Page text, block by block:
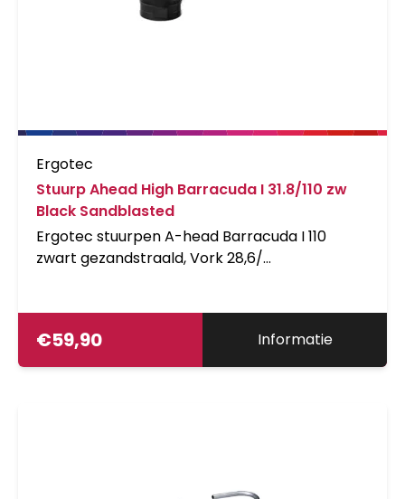
Ergotec
Stuurp Ahead High Barracuda I 31.8/110 zw
Black Sandblasted
Ergotec stuurpen A-head Barracuda I 110
zwart gezandstraald, Vork 28,6/
€59,90 Informatie